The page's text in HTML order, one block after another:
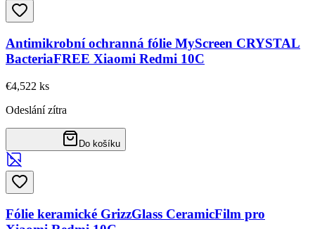
Antimikrobní ochranná fólie MyScreen CRYSTAL
BacteriaFREE Xiaomi Redmi 10C
€4,522 ks
Odeslání zítra
Do košíku
Fólie keramické GrizzGlass CeramicFilm pro